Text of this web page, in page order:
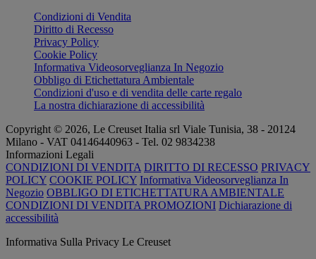
Condizioni di Vendita
Diritto di Recesso
Privacy Policy
Cookie Policy
Informativa Videosorveglianza In Negozio
Obbligo di Etichettatura Ambientale
Condizioni d'uso e di vendita delle carte regalo
La nostra dichiarazione di accessibilità
Copyright © 2026, Le Creuset Italia srl ​​Viale Tunisia, 38 - 20124
Milano - VAT 04146440963 - Tel. 02 9834238
Informazioni Legali
CONDIZIONI DI VENDITA DIRITTO DI RECESSO PRIVACY
POLICY COOKIE POLICY Informativa Videosorveglianza In
Negozio OBBLIGO DI ETICHETTATURA AMBIENTALE
CONDIZIONI DI VENDITA PROMOZIONI Dichiarazione di
accessibilità
Informativa Sulla Privacy Le Creuset